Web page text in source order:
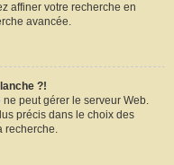
affiner votre recherche en
avancée.
?!
peut gérer le serveur Web.
précis dans le choix des
recherche.